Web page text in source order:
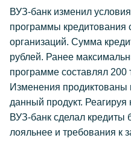
ВУЗ-банк изменил
программы кредитования
организаций. Сумма
рублей. Ранее
программе составлял 200
Изменения
данный продукт. Реагируя
ВУЗ-банк сделал кредиты
лояльнее и требования к